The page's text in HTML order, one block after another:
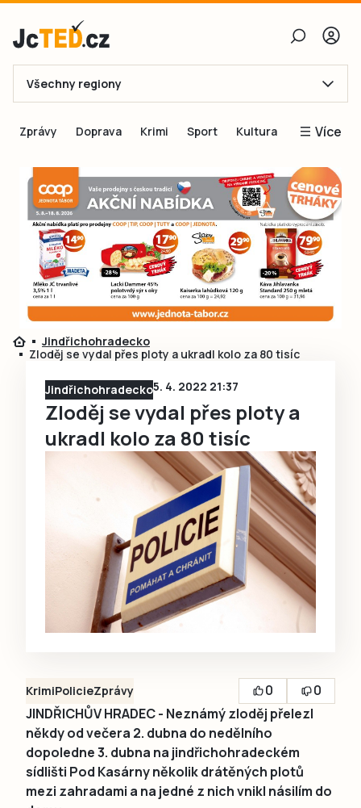
E-mail
Obnovit heslo
Přihlásit se
Přihlásit se přes Facebook
Ještě nemám účet, chci seRegistrovat
Všechny regiony
Zprávy Doprava Krimi Sport Kultura Více
Inspirace
Čtenáři píší
Speciální přílohy
Inzerce
Jindřichohradecko
Zloděj se vydal přes ploty a ukradl kolo za 80 tisíc
Jindřichohradecko5. 4. 2022 21:37
Zloděj se vydal přes ploty a
ukradl kolo za 80 tisíc
KrimiPolicieZprávy 0
0
JINDŘICHŮV HRADEC - Neznámý zloděj přelezl
někdy od večera 2. dubna do nedělního
dopoledne 3. dubna na jindřichohradeckém
sídlišti Pod Kasárny několik drátěných plotů
mezi zahradami a na jedné z nich vnikl násilím do